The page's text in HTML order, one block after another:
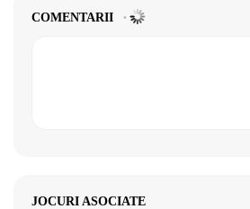
COMENTARII
JOCURI ASOCIATE